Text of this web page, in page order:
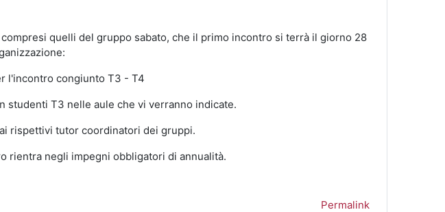
quelli del gruppo sabato, che il primo incontro si terrà il giorno 28
l'incontro congiunto T3 - T4
studenti T3 nelle aule che vi verranno indicate.
rispettivi tutor coordinatori dei gruppi.
rientra negli impegni obbligatori di annualità.
Permalink